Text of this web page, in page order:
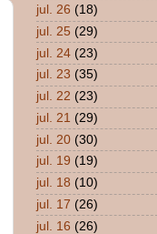
jul. 26 (18)
jul. 25 (29)
jul. 24 (23)
jul. 23 (35)
jul. 22 (23)
jul. 21 (29)
jul. 20 (30)
jul. 19 (19)
jul. 18 (10)
jul. 17 (26)
jul. 16 (26)